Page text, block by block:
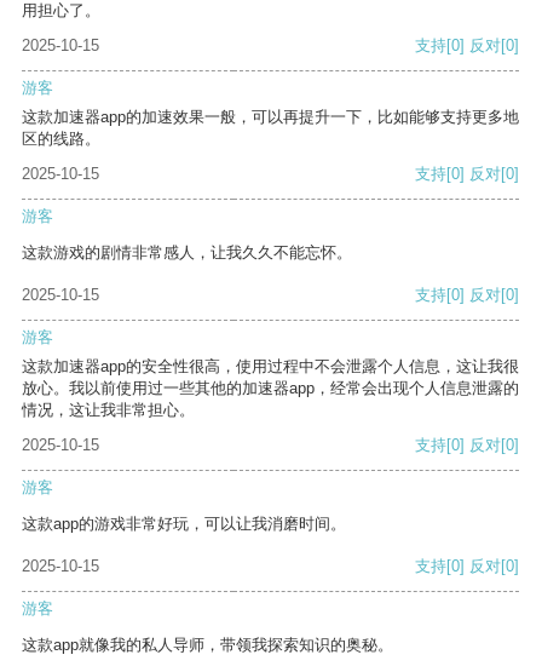
用担心了。
2025-10-15
支持[0] 反对[0]
游客
这款加速器app的加速效果一般，可以再提升一下，比如能够支持更多地
区的线路。
2025-10-15
支持[0] 反对[0]
游客
这款游戏的剧情非常感人，让我久久不能忘怀。
2025-10-15 支持[0] 反对[0]
游客
这款加速器app的安全性很高，使用过程中不会泄露个人信息，这让我很
放心。我以前使用过一些其他的加速器app，经常会出现个人信息泄露的
情况，这让我非常担心。
2025-10-15
支持[0] 反对[0]
游客
这款app的游戏非常好玩，可以让我消磨时间。
2025-10-15 支持[0] 反对[0]
游客
这款app就像我的私人导师，带领我探索知识的奥秘。